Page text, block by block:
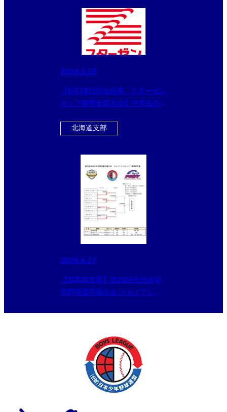
2024.3.29
【3月28日試合結果 スターゼン
カップ春季全国大会】中学生の部
4が出揃う！！
北海道支部
2026.6.27
【群馬県支部】第20回全日本中
学野球選手権大会 ジャイアンツ